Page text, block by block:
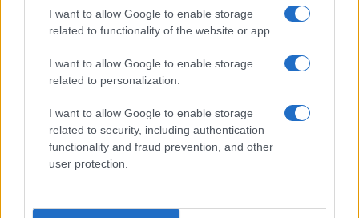
I want to allow Google to enable storage
related to functionality of the website or app.
I want to allow Google to enable storage
related to personalization.
I want to allow Google to enable storage
related to security, including authentication
functionality and fraud prevention, and other
user protection.
CHI SIAMO CONTATTI PUBBLICITÀ LAVORA CON NOI
OTTO CHANNEL
Iscritto al Registro degli Operatori di Comunicazione n. 37512